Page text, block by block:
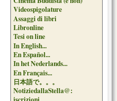
Videospigolature
Assaggi di libri
Libronline
Tesi on line
In English...
En Español...
In het Nederlands...
En Français...
日本語で。。。
NotiziedallaStella@:
iscrizioni